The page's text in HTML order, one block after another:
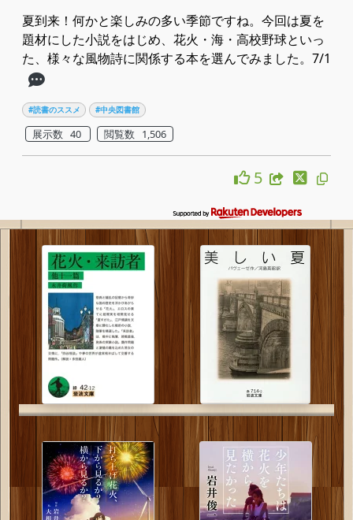
夏到来！何かと楽しみの多い季節ですね。今回は夏を
題材にした小説をはじめ、花火・海・高校野球といっ
た、様々な風物詩に関係する本を選んでみました。7/1
#読書のススメ #中央図書館
展示数 40 閲覧数 1,506
5